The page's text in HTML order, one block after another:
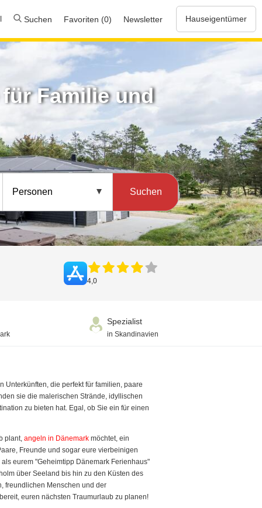
Suchen Favoriten (0) Newsletter Hauseigentümer
Familie und
Personen Suchen
4,0
Spezialist
in Skandinavien
die perfekt für familien, paare
sie die malerischen Strände, idyllischen
zu bieten hat. Egal, ob Sie ein für einen
plant, angeln in Dänemark möchtet, ein
Freunde und sogar eure vierbeinigen
eurem "Geheimtipp Dänemark Ferienhaus"
über Seeland bis hin zu den Küsten des
freundlichen Menschen und der
euren nächsten Traumurlaub zu planen!